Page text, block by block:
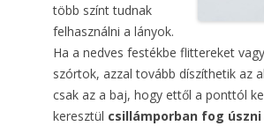
több színt tudnak
felhasználni a lányok.
Ha a nedves festékbe flittereket
szórtok, azzal tovább díszíthetik az
csak az a baj, hogy ettől a ponttól
keresztül csillámporban fog úszni